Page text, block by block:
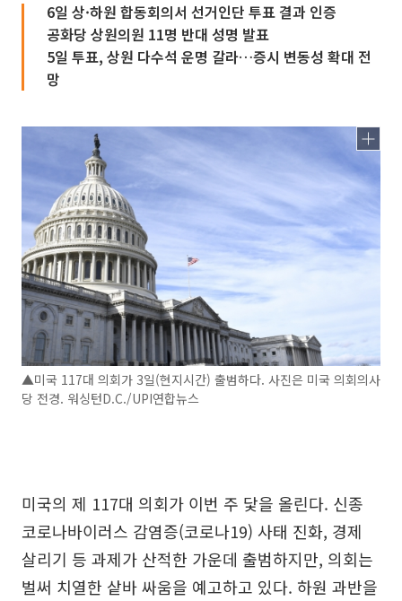
6일 상·하원 합동회의서 선거인단 투표 결과 인증
공화당 상원의원 11명 반대 성명 발표
5일 투표, 상원 다수석 운명 갈라…증시 변동성 확대 전
망
▲미국 117대 의회가 3일(현지시간) 출범하다. 사진은 미국 의회의사
당 전경. 워싱턴D.C./UPI연합뉴스
미국의 제 117대 의회가 이번 주 닻을 올린다. 신종
코로나바이러스 감염증(코로나19) 사태 진화, 경제
살리기 등 과제가 산적한 가운데 출범하지만, 의회는
벌써 치열한 샅바 싸움을 예고하고 있다. 하원 과반을